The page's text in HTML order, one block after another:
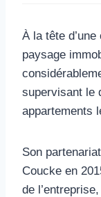
À la tête
paysage
supervisant le
appartements
Son
Coucke en
de